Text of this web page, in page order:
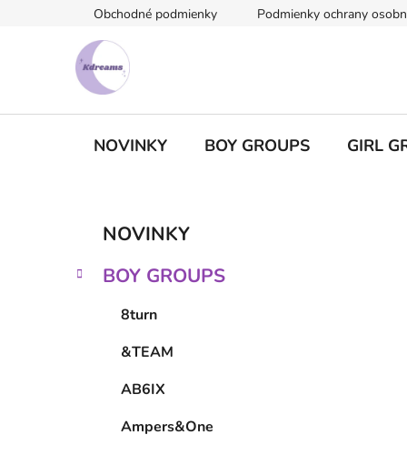
Obchodné podmienky Podmienky ochrany
NOVINKY BOY GROUPS GIRL
č
Preskočiť
kategórie
e
NOVINKY
BOY GROUPS
8turn
&TEAM
AB6IX
Ampers&One